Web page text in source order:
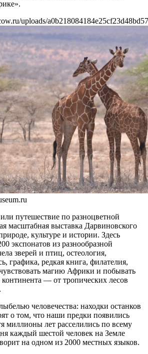
uploads/
путешествие по разноцветной
масштабная выставка Дарвиновского
культуре и истории. Здесь
экспонатов из разнообразной
зверей и птиц, остеология,
графика, редкая книга, филателия,
магию Африки и побывать
— от тропических лесов
человечества: находки останков
о том, что наши предки появились
миллионы лет расселились по всему
каждый шестой человек на Земле
на одном из 2000 местных языков.